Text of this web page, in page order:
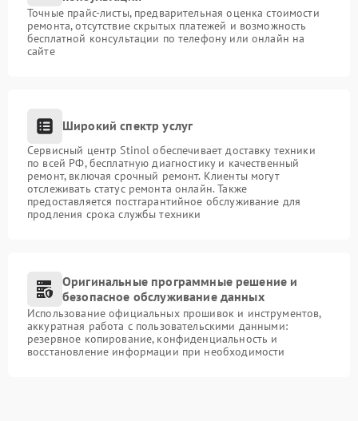
Точные прайс-листы, предварительная оценка стоимости
ремонта, отсутствие скрытых платежей и возможность
бесплатной консультации по телефону или онлайн на
сайте
Широкий спектр услуг
Сервисный центр Stinol обеспечивает доставку техники
по всей РФ, бесплатную диагностику и качественный
ремонт, включая срочный ремонт. Клиенты могут
отслеживать статус ремонта онлайн. Также
предоставляется постгарантийное обслуживание для
продления срока службы техники
Оригинальные программные решение и
безопасное обслуживание данных
Использование официальных прошивок и инструментов,
аккуратная работа с пользовательскими данными:
резервное копирование, конфиденциальность и
восстановление информации при необходимости